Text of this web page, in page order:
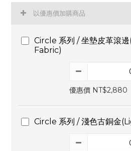
以優惠價加購商品
Circle 系列 / 坐墊皮革滾
Fabric)
優惠價 NT$2,880
Circle 系列 / 淺色古銅金